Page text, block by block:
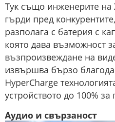
Тук също инженерите на
гърди пред
разполага с батерия с
която дава възможност
възпроизвеждане на
извършва бързо
HyperCharge
устройството до 100%
Аудио и свързаност